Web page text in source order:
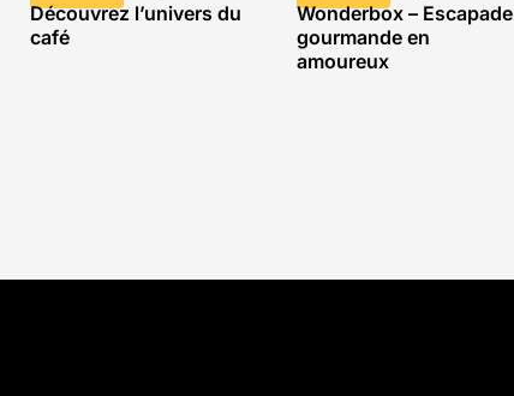
Découvrez l’univers du
café
Wonderbox – Escapade
gourmande en
amoureux